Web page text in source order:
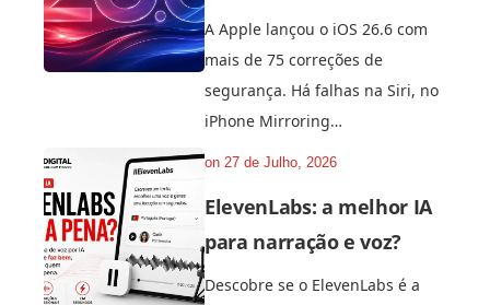
A Apple lançou o iOS 26.6 com
mais de 75 correções de
segurança. Há falhas na Siri, no
iPhone Mirroring…
on27 de Julho, 2026
ElevenLabs: a melhor IA
para narração e voz?
Descobre se o ElevenLabs é a